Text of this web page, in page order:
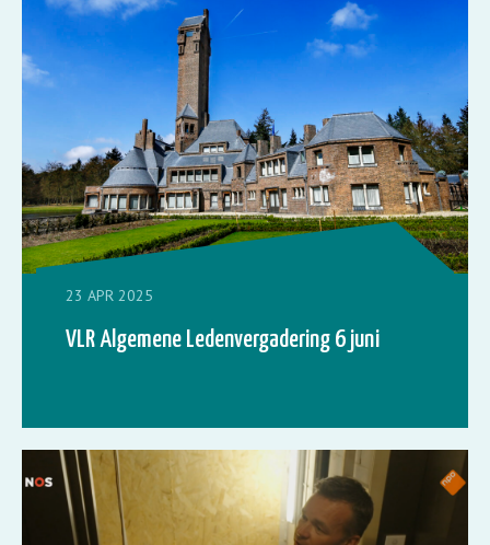
23 APR 2025
VLR Algemene Ledenvergadering 6 juni